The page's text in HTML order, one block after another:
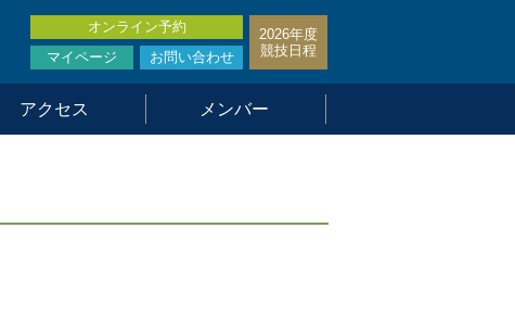
2026年度
競技日程
オンライン予約
マイページ
お問い合わせ
アクセス メンバー